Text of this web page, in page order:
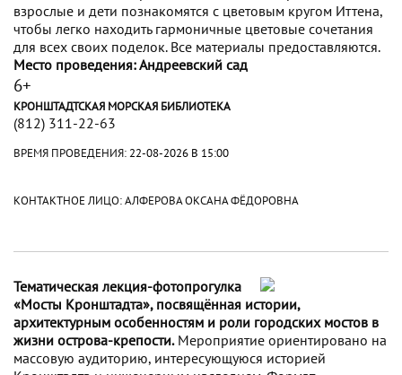
взрослые и дети познакомятся с цветовым кругом Иттена,
чтобы легко находить гармоничные цветовые сочетания
для всех своих поделок. Все материалы предоставляются.
Место проведения: Андреевский сад
6+
КРОНШТАДТСКАЯ МОРСКАЯ БИБЛИОТЕКА
(812) 311-22-63
ВРЕМЯ ПРОВЕДЕНИЯ: 22-08-2026 В 15:00
КОНТАКТНОЕ ЛИЦО: АЛФЕРОВА ОКСАНА ФЁДОРОВНА
Тематическая лекция-фотопрогулка
«Мосты Кронштадта», посвящённая истории,
архитектурным особенностям и роли городских мостов в
жизни острова-крепости.Мероприятие ориентировано на
массовую аудиторию, интересующуюся историей